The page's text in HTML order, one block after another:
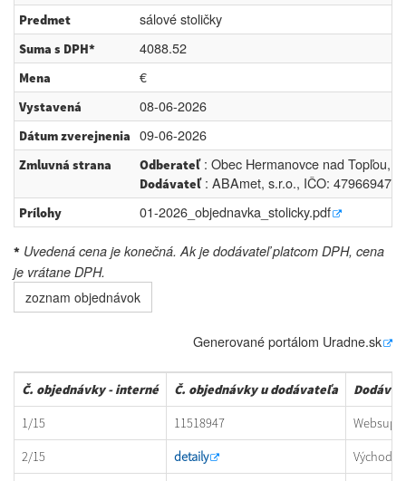
Predmet sálové stoličky
Suma s DPH* 4088.52
Mena €
Vystavená 08-06-2026
Dátum zverejnenia 09-06-2026
Zmluvná strana Odberateľ: Obec Hermanovce nad Topľou,
Dodávateľ: ABAmet, s.r.o., IČO: 47966947,
Prílohy 01-2026_objednavka_stolicky.pdf
* Uvedená cena je konečná. Ak je dodávateľ platcom DPH, cena
je vrátane DPH.
zoznam objednávok
Generované portálom Uradne.sk
Č. objednávky - interné Č. objednávky u dodávateľa
1/15 11518947
2/15 detaily